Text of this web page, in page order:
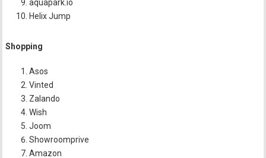
aquapark.io
Helix Jump
Shopping
Asos
Vinted
Zalando
Wish
Joom
Showroomprive
Amazon